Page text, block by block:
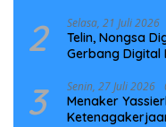
2 Selasa, 21 Juli 2026
Telin, Nongsa
Gerbang Digital
3 Senin, 27 Juli 2026
Menaker